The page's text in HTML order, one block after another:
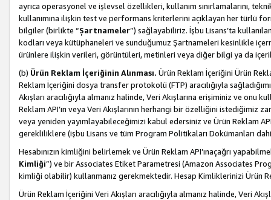
ayrıca operasyonel ve işlevsel özellikleri, kullanım sınırlamalarını,
kullanımına ilişkin test ve performans kriterlerini açıklayan her türlü
bilgiler (birlikte “Şartnameler”) sağlayabiliriz. İşbu Lisans’ta
kodları veya kütüphaneleri ve sunduğumuz Şartnameleri kesinlikle
ürünlere ilişkin verileri, görüntüleri, metinleri veya diğer bilgi ya da
(b) Ürün Reklam İçeriğinin Alınması. Ürün Reklam İçeriğini Ürün
Reklam İçeriğini dosya transfer protokolü (FTP) aracılığıyla
Akışları aracılığıyla almanız halinde, Veri Akışlarına erişiminiz ve onu
Reklam API’ın veya Veri Akışlarının herhangi bir özelliğini
veya yeniden yayımlayabileceğimizi kabul edersiniz ve Ürün Reklam
gerekliliklere (işbu Lisans ve tüm Program Politikaları Dokümanları
Hesabınızın kimliğini belirlemek ve Ürün Reklam API’ınaçağrı
Kimliği”) ve bir Associates Etiket Parametresi (Amazon Associates
kimliği olabilir) kullanmanız gerekmektedir. Hesap Kimliklerinizi Ürün
Ürün Reklam İçeriğini Veri Akışları aracılığıyla almanız halinde, Veri